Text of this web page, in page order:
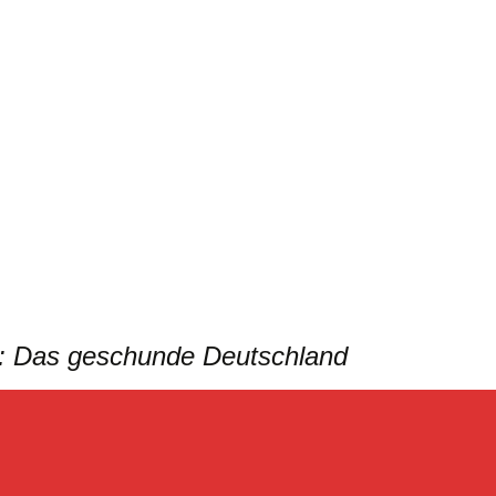
geschunde Deutschland